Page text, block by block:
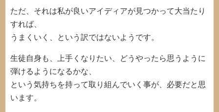
ただ、それは私が良いアイディアが見つかって大当たり
すれば、
うまくいく、という訳ではないようです。
生徒自身も、上手くなりたい、どうやったら思うように
弾けるようになるかな、
という気持ちを持って取り組んでいく事が、必要だと思
います。